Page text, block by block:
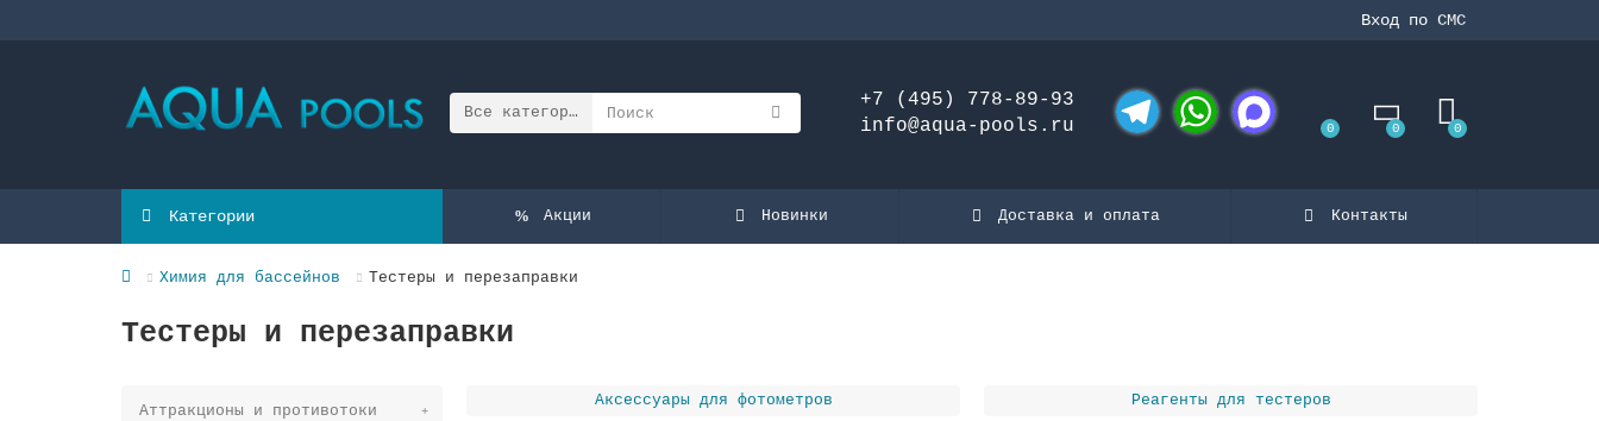
Вход по СМС
Все категории
+7 (495) 778-89-93
info@aqua-pools.ru
0 0 0
Категории Акции Новинки Доставка и оплата Контакты
Химия для бассейнов Тестеры и перезаправки
Тестеры и перезаправки
Аттракционы и противотоки
Аксессуары для фотометров Реагенты для тестеров